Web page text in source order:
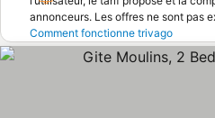
annonceurs. Les offres ne sont pas
Comment fonctionne trivago